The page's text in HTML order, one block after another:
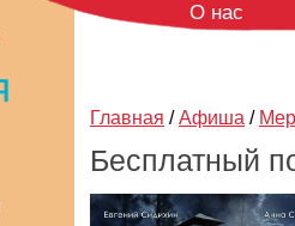
О нас
Главная / Афиша /
Бесплатный